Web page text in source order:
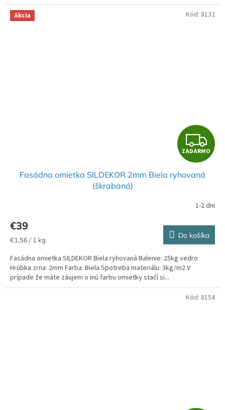
Akcia
Z
A
A
R
M
ZADARMO
Fasádna omietka SILDEKOR 2mm Biela ryhovaná
(škrabaná)
1-2 dni
€39
Jednotková
€1,56 / 1 kg Do košíka
Fasádna omietka SILDEKOR Biela ryhovaná Balenie: 25kg vedro
Hrúbka zrna: 2mm Farba: Biela Spotreba materiálu: 3kg/m2 V
prípade že máte záujem o inú farbu omietky stačí si...
Kód: 8132
Kód: 8154